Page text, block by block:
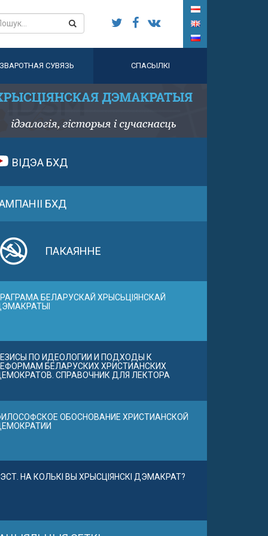
ЗВАРОТНАЯ СУВЯЗЬ СПАСЫЛКІ
ВІДЭА БХД
БХД
ПАКАЯННЕ
БЕЛАРУСКАЙ ХРЫСЬЦІЯНСКАЙ
ПО ИДЕОЛОГИИ И ПОДХОДЫ К
БЕЛАРУСКИХ ХРИСТИАНСКИХ
СПРАВОЧНИК ДЛЯ ЛЕКТОРА
ОБОСНОВАНИЕ ХРИСТИАНСКОЙ
НА КОЛЬКІ ВЫ ХРЫСЦІЯНСКІ ДЭМАКРАТ?